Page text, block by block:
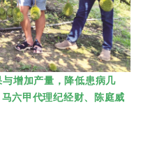
增加产量，降低患病几
六甲代理纪经财、陈庭威